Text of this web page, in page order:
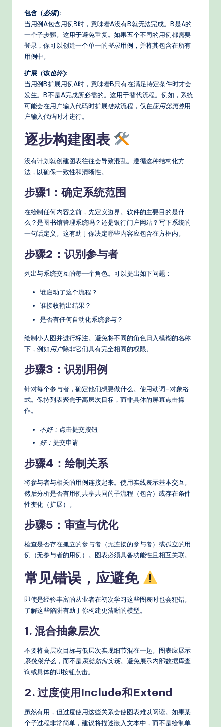
包含（必须):
当用例A包含用例B时，意味着A没有B就无法完成。B是A的
一个子步骤。这用于避免重复。如果五个不同的用例都需要
登录，你可以创建一个单一的登录用例，并将其包含在所有
用例中。
扩展（该也许):
当用例B扩展用例A时，意味着B只有在满足特定条件时才会
发生。B不是A完成所必需的。这用于替代流程。例如，系统
可能会在用户输入代码时扩展结账流程，仅在应用优惠券用
户输入代码时才进行。
逐步构建图表
没有计划就创建图表往往会导致混乱。遵循这种结构化方
法，以确保一致性和清晰性。
步骤1：确定系统范围
在绘制任何内容之前，先定义边界。软件的主要目的是什
么？是图书馆管理系统吗？还是银行门户网站？写下系统的
一句话定义。这有助于你决定哪些内容应包含在方框内。
步骤2：识别参与者
列出与系统交互的每一个角色。可以提出如下问题：
谁启动了这个流程？
谁接收输出结果？
是否有任何自动化系统参与？
绘制小人图并进行标注。避免将不同的角色归入模糊的名称
下，例如用户除非它们具有完全相同的权限。
步骤3：识别用例
针对每个参与者，确定他们想要做什么。使用动词-对象格
式。保持列表聚焦于高层次目标，而非具体的屏幕点击操
作。
不好： 点击提交按钮
好： 提交申请
步骤4：绘制关系
将参与者与相关的用例连接起来。使用实线表示基本交互。
然后分析是否有用例共享共同的子流程（包含）或存在条件
性变化（扩展）。
步骤5：审查与优化
检查是否存在孤立的参与者（无连接的参与者）或孤立的用
例（无参与者的用例）。图表必须具备功能性且相互关联。
常见错误，应避免
即使是经验丰富的从业者在初次学习这些图表时也会犯错。
了解这些陷阱有助于你构建更清晰的模型。
1. 混合抽象层次
不要将高层次目标与低层次实现细节混在一起。图表应展示
系统做什么 ，而不是系统如何实现。避免展示内部数据库查
询或具体的UI按钮点击。
2. 过度使用Include和Extend
虽然有用，但过度使用这些关系会使图表难以阅读。如果某
个子过程非常简单，建议将描述嵌入文本中，而不是绘制单